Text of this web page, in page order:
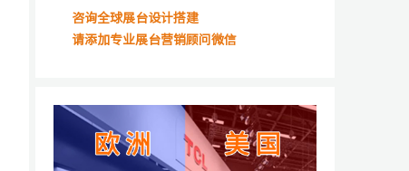
咨询全球展台设计搭建
请添加专业展台营销顾问微信